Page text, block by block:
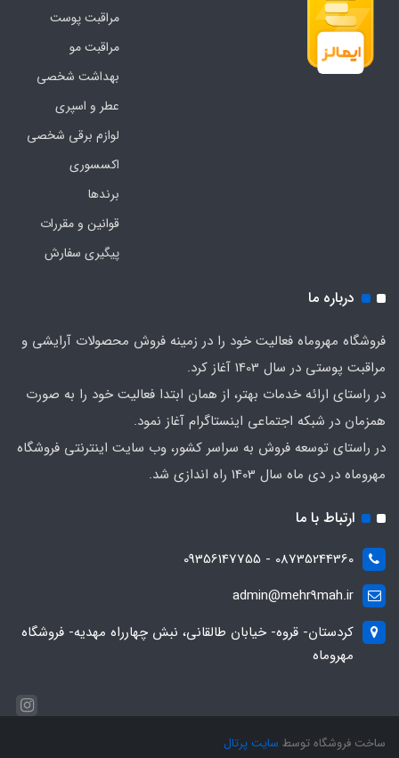
مراقبت پوست
مراقبت مو
بهداشت شخصی
عطر و اسپری
لوازم برقی شخصی
اکسسوری
برندها
قوانین و مقررات
پیگیری سفارش
درباره ما
فروشگاه مهروماه فعالیت خود را در زمینه فروش محصولات آرایشی و
مراقبت پوستی در سال 1403 آغاز کرد.
در راستای ارائه خدمات بهتر، از همان ابتدا فعالیت خود را به صورت
همزمان در شبکه اجتماعی اینستاگرام آغاز نمود.
در راستای توسعه فروش به سراسر کشور، وب سایت اینترنتی فروشگاه
مهروماه در دی ماه سال 1403 راه اندازی شد.
ارتباط با ما
08735244360 - 09356147755
admin@mehr9mah.ir
کردستان- قروه- خیابان طالقانی، نبش چهارراه مهدیه- فروشگاه
مهروماه
ساخت فروشگاه توسط سایت پرتال